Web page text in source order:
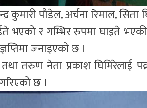
पौडेल, अर्चना रिमाल, सिता
भएको र गम्भिर रुपमा घाइते भएकी
जनाइएको छ ।
तरुण नेता प्रकाश घिमिरेलाई
छ ।